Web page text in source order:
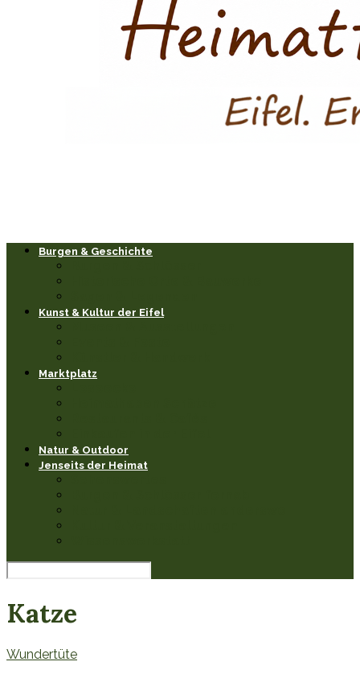
Burgen & Geschichte
Kunst & Kultur der Eifel
Marktplatz
Natur & Outdoor
Jenseits der Heimat
Katze
Wundertüte